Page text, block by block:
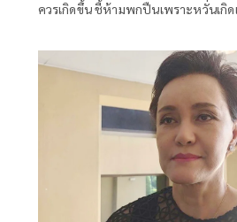
ควรเกิดขึ้น ชี้ห้ามพกปืนเพราะหวั่นเกิ